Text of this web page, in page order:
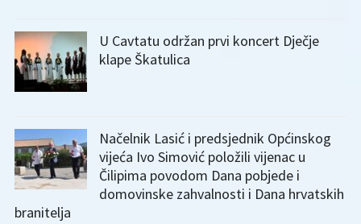
U Cavtatu održan prvi koncert Dječje
klape Škatulica
Načelnik Lasić i predsjednik Općinskog
vijeća Ivo Simović položili vijenac u
Čilipima povodom Dana pobjede i
domovinske zahvalnosti i Dana hrvatskih
branitelja